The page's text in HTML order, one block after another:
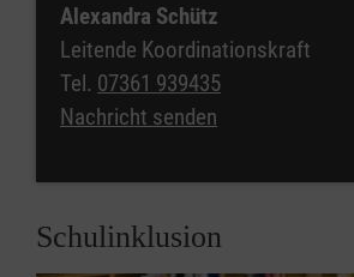
Alexandra Schütz
Leitende Koordinationskraft
Tel. 07361 939435
Nachricht senden
Schulinklusion